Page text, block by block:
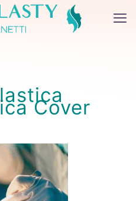
Cover